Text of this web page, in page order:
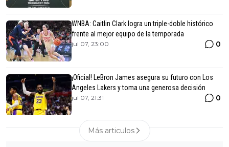
WNBA: Caitlin Clark logra un triple-doble histórico
frente al mejor equipo de la temporada
jul 07, 23:00 0
¡Oficial! LeBron James asegura su futuro con Los
Angeles Lakers y toma una generosa decisión
jul 07, 21:31 0
Más articulos